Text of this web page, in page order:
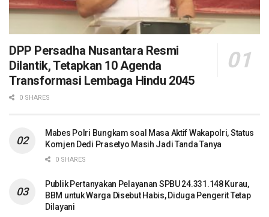
DPP Persadha Nusantara Resmi
Dilantik, Tetapkan 10 Agenda
Transformasi Lembaga Hindu 2045
0 SHARES
Mabes Polri Bungkam soal Masa Aktif Wakapolri, Status
Komjen Dedi Prasetyo Masih Jadi Tanda Tanya
0 SHARES
Publik Pertanyakan Pelayanan SPBU 24.331.148 Kurau,
BBM untuk Warga Disebut Habis, Diduga Pengerit Tetap
Dilayani